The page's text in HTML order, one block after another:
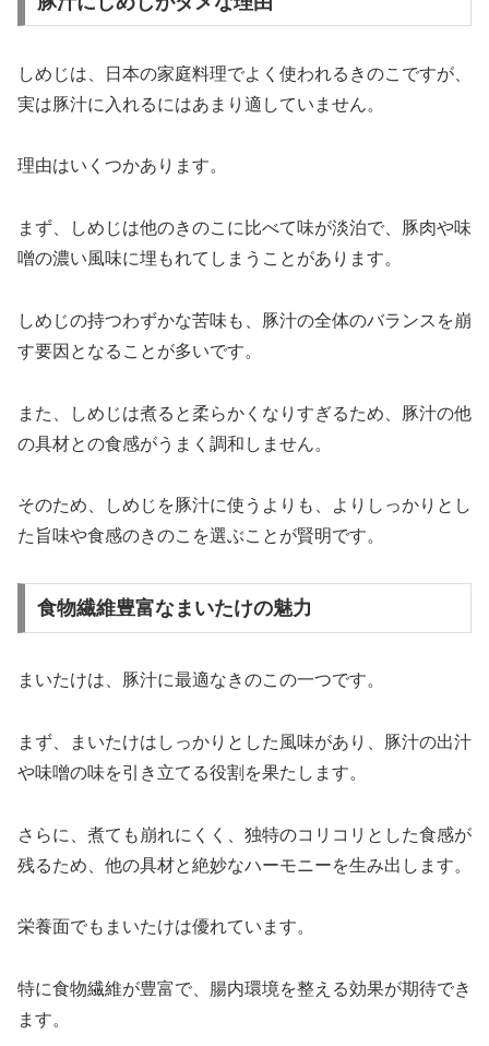
しめじは、日本の家庭料理でよく使われるきのこですが、
実は豚汁に入れるにはあまり適していません。
理由はいくつかあります。
まず、しめじは他のきのこに比べて味が淡泊で、豚肉や味
噌の濃い風味に埋もれてしまうことがあります。
しめじの持つわずかな苦味も、豚汁の全体のバランスを崩
す要因となることが多いです。
また、しめじは煮ると柔らかくなりすぎるため、豚汁の他
の具材との食感がうまく調和しません。
そのため、しめじを豚汁に使うよりも、よりしっかりとし
た旨味や食感のきのこを選ぶことが賢明です。
食物繊維豊富なまいたけの魅力
まいたけは、豚汁に最適なきのこの一つです。
まず、まいたけはしっかりとした風味があり、豚汁の出汁
や味噌の味を引き立てる役割を果たします。
さらに、煮ても崩れにくく、独特のコリコリとした食感が
残るため、他の具材と絶妙なハーモニーを生み出します。
栄養面でもまいたけは優れています。
特に食物繊維が豊富で、腸内環境を整える効果が期待でき
ます。